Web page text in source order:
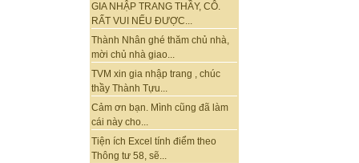
GIA NHẬP TRANG THẦY, CÔ.
RẤT VUI NẾU ĐƯỢC...
Thành Nhân ghé thăm chủ nhà,
mời chủ nhà giao...
TVM xin gia nhập trang , chúc
thầy Thành Tựu...
Cảm ơn bạn. Mình cũng đã làm
cái này cho...
Tiện ích Excel tính điểm theo
Thông tư 58, sẽ...